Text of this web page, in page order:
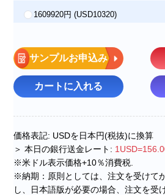
1609920円(USD10320)
サンプルお申込み
カートに入れる
価格表記: USDを日本円(税抜)に換算
＞ 本日の銀行送金レート:
※米ドル表示価格+10％消費税.
※納期：原則としては、注文を受けて
し、日本語版が必要の場合、注文を受